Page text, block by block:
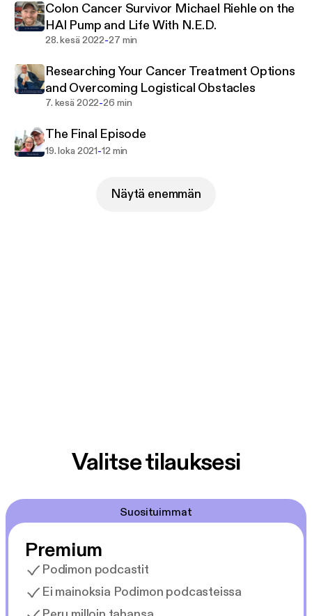
Colon Cancer Survivor Michael Riehle on the
HAI Pump and Life With N.E.D.
28. kesä 2022-27 min
Researching Your Cancer Treatment Options
and Overcoming Logistical Obstacles
7. kesä 2022-26 min
The Final Episode
19. loka 2021-12 min
Näytä enemmän
Valitse tilauksesi
Suosituimmat
Premium
Podimon podcastit
Ei mainoksia Podimon podcasteissa